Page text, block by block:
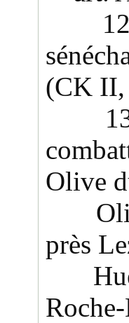
(CK II,
Olive
près
Hue